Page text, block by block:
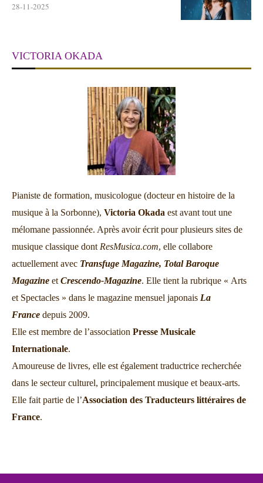
28-11-2025
VICTORIA OKADA
Pianiste de formation, musicologue (docteur en histoire de la
musique à la Sorbonne), Victoria Okada est avant tout une
mélomane passionnée. Après avoir écrit pour plusieurs sites de
musique classique dont ResMusica.com, elle collabore
actuellement avec Transfuge Magazine, Total Baroque
Magazine et Crescendo-Magazine. Elle tient la rubrique « Arts
et Spectacles » dans le magazine mensuel japonais La
France depuis 2009.
Elle est membre de l’association Presse Musicale
Internationale.
Amoureuse de livres, elle est également traductrice recherchée
dans le secteur culturel, principalement musique et beaux-arts.
Elle fait partie de l’Association des Traducteurs littéraires de
France.